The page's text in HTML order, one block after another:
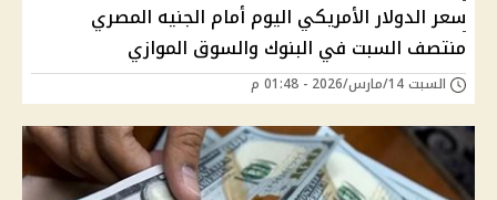
سعر الدولار الأمريكي اليوم أمام الجنيه المصري
منتصف السبت في البنوك والسوق الموازي
السبت 14/مارس/2026 - 01:48 م